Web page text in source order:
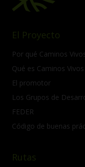
El Proyecto
Por qué Caminos
Qué es Caminos Vivos
El promotor
Los Grupos de
FEDER
Código de buenas
Rutas